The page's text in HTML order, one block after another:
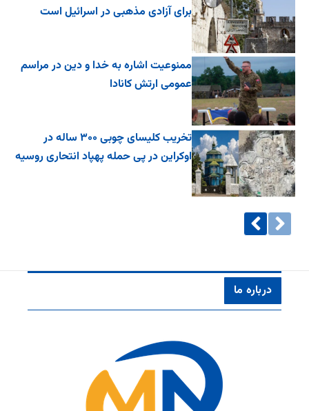
برای آزادی مذهبی در اسرائیل است
ممنوعیت اشاره به خدا و دین در مراسم
عمومی ارتش کانادا
تخریب کلیسای چوبی ۳۰۰ ساله در
اوکراین در پی حمله پهپاد انتحاری روسیه
درباره ما